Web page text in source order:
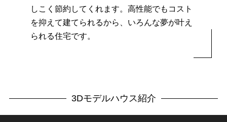
しこく節約してくれます。 高性能でもコスト
を抑えて建てられるから、いろんな夢が叶え
られる住宅です。
3Dモデルハウス紹介